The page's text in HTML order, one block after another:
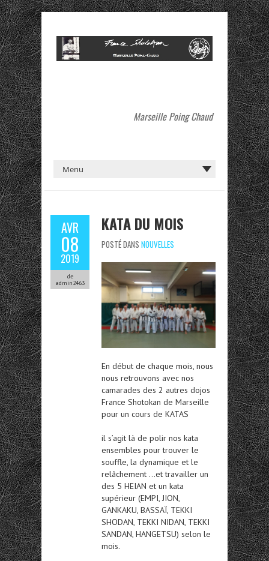
Marseille Poing Chaud
AVR
08
2019
de
admin2463
KATA DU MOIS
POSTÉ DANS NOUVELLES
En début de chaque mois, nous
nous retrouvons avec nos
camarades des 2 autres dojos
France Shotokan de Marseille
pour un cours de KATAS
il s’agit là de polir nos kata
ensembles pour trouver le
souffle, la dynamique et le
relâchement …et travailler un
des 5 HEIAN et un kata
supérieur (EMPI, JION,
GANKAKU, BASSAÏ, TEKKI
SHODAN, TEKKI NIDAN, TEKKI
SANDAN, HANGETSU) selon le
mois.